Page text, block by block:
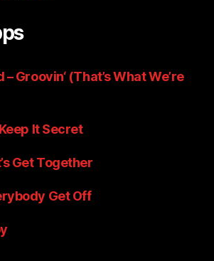
– Groovin‘ (That’s What We’re
It Secret
Get Together
Get Off